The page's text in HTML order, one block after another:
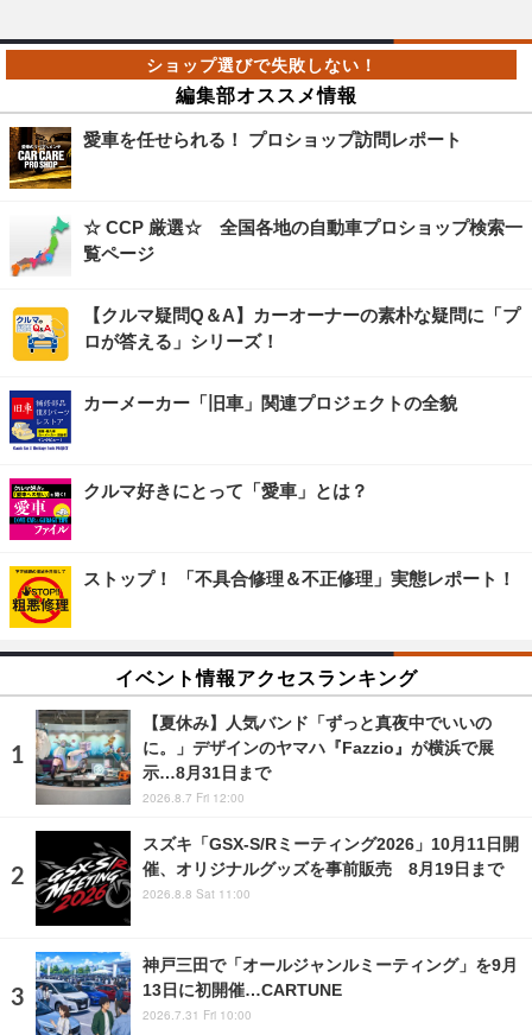
編集部オススメ情報
愛車を任せられる！ プロショップ訪問レポート
☆ CCP 厳選☆ 全国各地の自動車プロショップ検索一
覧ページ
【クルマ疑問Q＆A】カーオーナーの素朴な疑問に「プ
ロが答える」シリーズ！
カーメーカー「旧車」関連プロジェクトの全貌
クルマ好きにとって「愛車」とは？
ストップ！ 「不具合修理＆不正修理」実態レポート！
イベント情報アクセスランキング
【夏休み】人気バンド「ずっと真夜中でいいの
に。」デザインのヤマハ『Fazzio』が横浜で展
示…8月31日まで
2026.8.7 Fri 12:00
スズキ「GSX-S/Rミーティング2026」10月11日開
催、オリジナルグッズを事前販売 8月19日まで
2026.8.8 Sat 11:00
神戸三田で「オールジャンルミーティング」を9月
13日に初開催…CARTUNE
2026.7.31 Fri 10:00